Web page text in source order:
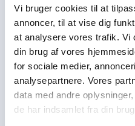
Vi bruger cookies til at
annoncer, til at vise dig
at analysere vores trafik. Vi
din brug af vores
for sociale medier,
analysepartnere. Vores
data med andre
de har indsamlet fra din
Spejdere/
Ejby
DK –
CVR: